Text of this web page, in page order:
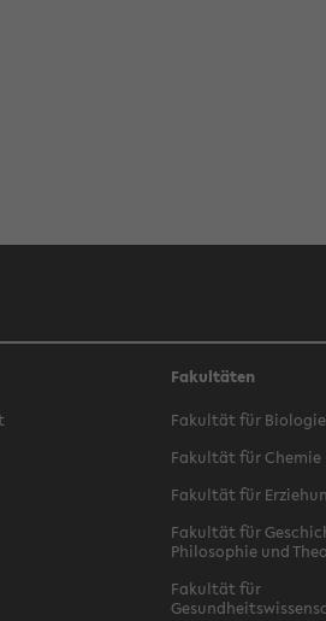
Fakultäten
Fakultät für Biologie
Fakultät für Chemie
Fakultät für
Fakultät für
Philosophie und
Fakultät für